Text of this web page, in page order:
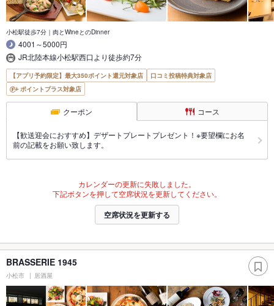
小松駅徒歩7分｜肉とWineとのDinner
4001～5000円
JR北陸本線小松駅西口より徒歩約7分
【アプリ予約限定】最大350ポイント還元対象店
口コミ投稿特典対象店
ポイントプラス対象店
クーポン コース
【歓送迎会におすすめ】デザートプレートプレゼント！※要望欄にお名
前の記載をお願い致します。
カレンダーの更新に失敗しました。
下記ボタンを押して空席状況を更新してください。
空席状況を更新する
BRASSERIE 1945
小松市 居酒屋